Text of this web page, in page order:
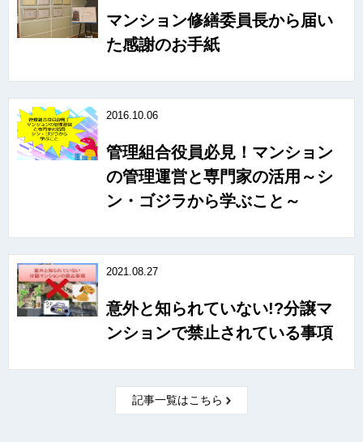
マンション修繕委員長から届い
た感謝のお手紙
2016.10.06
管理組合役員必見！マンション
の管理運営と専門家の活用～シ
ン・ゴジラから学ぶこと～
2021.08.27
意外と知られていない!?分譲マ
ンションで禁止されている事項
記事一覧はこちら